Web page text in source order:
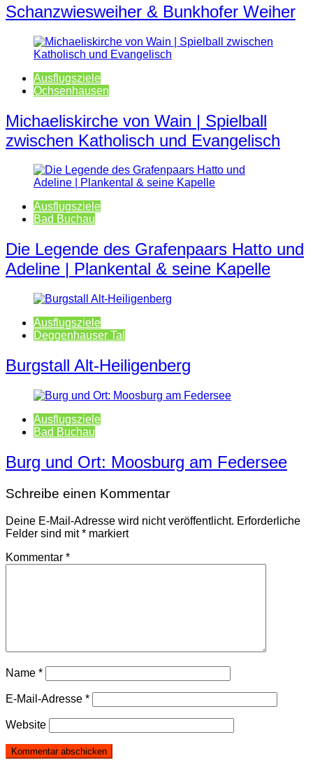
Schanzwiesweiher & Bunkhofer Weiher
Ausflugsziele
Ochsenhausen
Michaeliskirche von Wain | Spielball
zwischen Katholisch und Evangelisch
Ausflugsziele
Bad Buchau
Die Legende des Grafenpaars Hatto und
Adeline | Plankental & seine Kapelle
Ausflugsziele
Deggenhauser Tal
Burgstall Alt-Heiligenberg
Ausflugsziele
Bad Buchau
Burg und Ort: Moosburg am Federsee
Schreibe einen Kommentar
Deine E-Mail-Adresse wird nicht veröffentlicht. Erforderliche
Felder sind mit* markiert
Kommentar *
Name *
E-Mail-Adresse *
Website